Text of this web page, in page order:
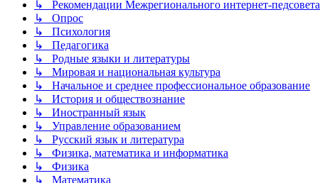
↳ Рекомендации Межрегионального интернет-педсовета
↳ Опрос
↳ Психология
↳ Педагогика
↳ Родные языки и литературы
↳ Мировая и национальная культура
↳ Начальное и среднее профессиональное образование
↳ История и обществознание
↳ Иностранный язык
↳ Управление образованием
↳ Русский язык и литература
↳ Физика, математика и информатика
↳ Физика
↳ Математика